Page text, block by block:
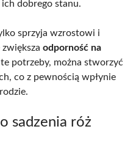
dobrego stanu.
sprzyja wzrostowi i
odporność na
potrzeby, można stworzyć
co z pewnością wpłynie
sadzenia róż